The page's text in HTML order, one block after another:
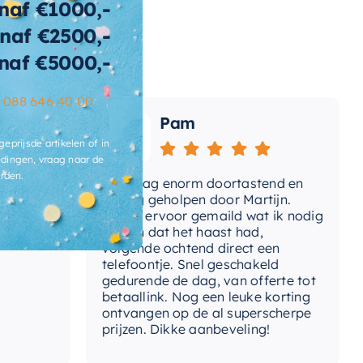
196 KG
afvoerplug Ja
2 jaar
sifon Nee, los bij te bestellen
Ja
3-4 weken
Pam
Vandaag enorm doortastend en
prettig geholpen door Martijn.
Avond ervoor gemaild wat ik nodig
had en dat het haast had,
volgende ochtend direct een
telefoontje. Snel geschakeld
gedurende de dag, van offerte tot
betaallink. Nog een leuke korting
ontvangen op de al superscherpe
prijzen. Dikke aanbeveling!
€1000,-
€2500,-
€5000,-
088 646 40 00
artikelen of in
vraag naar de